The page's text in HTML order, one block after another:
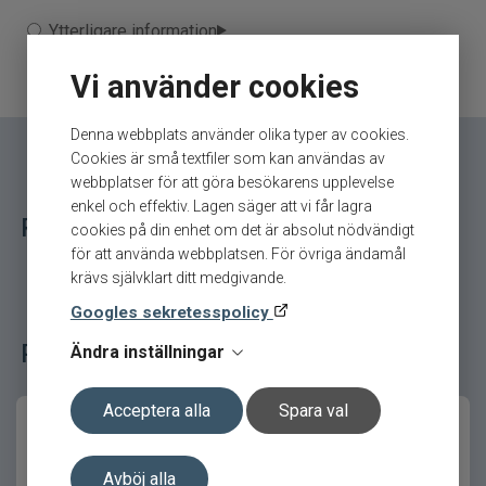
Vi använder cookies
Denna webbplats använder olika typer av cookies.
Cookies är små textfiler som kan användas av
webbplatser för att göra besökarens upplevelse
enkel och effektiv. Lagen säger att vi får lagra
cookies på din enhet om det är absolut nödvändigt
för att använda webbplatsen. För övriga ändamål
krävs självklart ditt medgivande.
Googles sekretesspolicy
Ändra inställningar
Acceptera alla Spara val
Avböj alla
abborren är försiktig
Hedlund 35mm är utvecklad för situationer när
större och tyngre pirkar inte ger resultat. Den
släta kroppen och den exakta balansen skapar
ett mycket naturligt rörelsemönster som
efterliknar ett litet och sårbart byte.
Detta gör Hedlund till ett utmärkt val vid trögt fiske
och i grundare vatten där presentationen måste
vara diskret och kontrollerad.
Så fiskar du effektivt med Hedlund
35mm
Använd små, mjuka lockdrag kombinerat med
korta pauser. Under pausen svävar pirken lugnt
och stabilt – ett ögonblick som ofta triggar
abborrens hugg.
Ytterligare information
Tillverkare
Bios - 8.Vintermete
Relaterade fiskeredskap för ditt fiske
Populära fiskeredskap bland våra kunder